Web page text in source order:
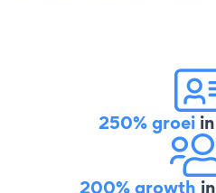
250% groei
200% growth